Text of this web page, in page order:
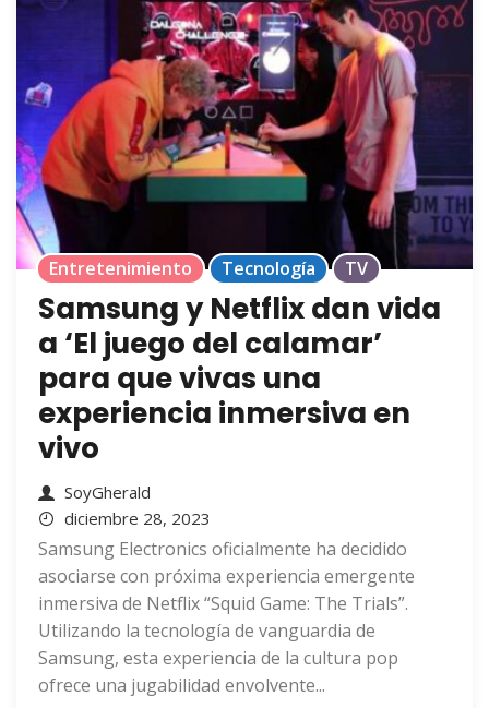
Entretenimiento Tecnología TV
Samsung y Netflix dan vida
a ‘El juego del calamar’
para que vivas una
experiencia inmersiva en
vivo
SoyGherald
diciembre 28, 2023
Samsung Electronics oficialmente ha decidido
asociarse con próxima experiencia emergente
inmersiva de Netflix “Squid Game: The Trials”.
Utilizando la tecnología de vanguardia de
Samsung, esta experiencia de la cultura pop
ofrece una jugabilidad envolvente...